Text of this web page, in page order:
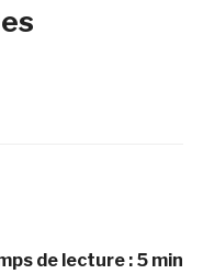
de lecture : 5 min